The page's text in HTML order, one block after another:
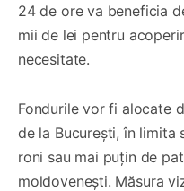
24 de ore va beneficia
mii de lei pentru
necesitate.
Fondurile vor fi alocate
de la București, în limita
roni sau mai puțin de
moldovenești. Măsura